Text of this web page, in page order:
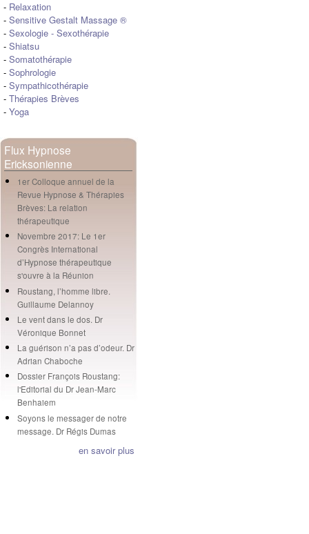
- Relaxation
- Sensitive Gestalt Massage ®
- Sexologie - Sexothérapie
- Shiatsu
- Somatothérapie
- Sophrologie
- Sympathicothérapie
- Thérapies Brèves
- Yoga
Flux Hypnose
Ericksonienne
1er Colloque annuel de la
Revue Hypnose & Thérapies
Brèves: La relation
thérapeutique
Novembre 2017: Le 1er
Congrès International
d’Hypnose thérapeutique
s'ouvre à la Réunion
Roustang, l’homme libre.
Guillaume Delannoy
Le vent dans le dos. Dr
Véronique Bonnet
La guérison n’a pas d’odeur. Dr
Adrian Chaboche
Dossier François Roustang:
l'Editorial du Dr Jean-Marc
Benhaiem
Soyons le messager de notre
message. Dr Régis Dumas
en savoir plus